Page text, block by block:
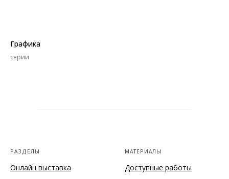
Графика
серии
РАЗДЕЛЫ
Онлайн выставка
МАТЕРИАЛЫ
Доступные работы